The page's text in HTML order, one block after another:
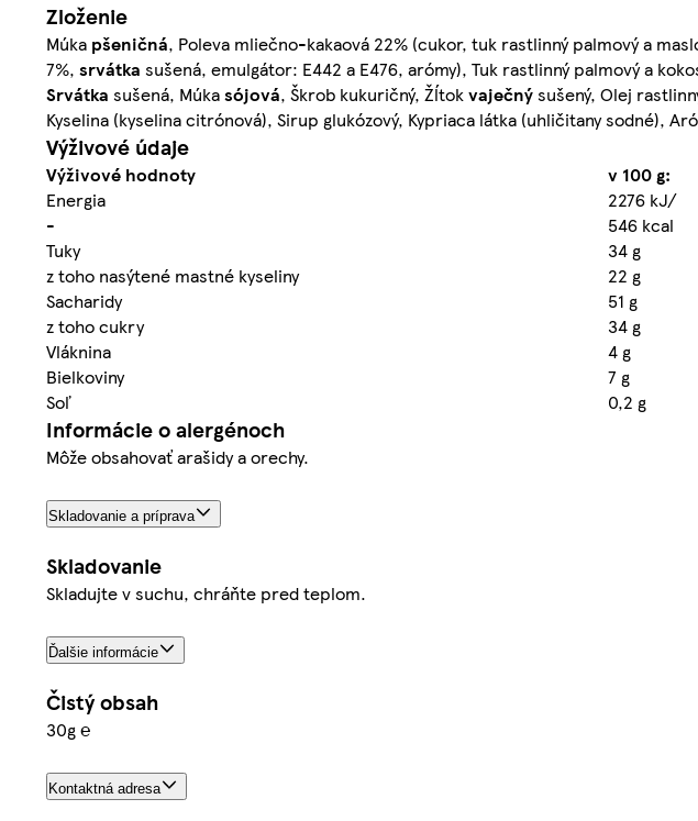
Zloženie
Múka pšeničná, Poleva mliečno-kakaová 22% (cukor, tuk rastlinný palmový a
7%, srvátka sušená, emulgátor: E442 a E476, arómy), Tuk rastlinný palmový a
Srvátka sušená, Múkasójová, Škrob kukuričný, Žĺtokvaječnýsušený, Olej
Kyselina (kyselina citrónová), Sirup glukózový, Kypriaca látka (uhličitany sodné),
Výživové údaje
Výživové hodnoty
v 100 g:
Energia
2276 kJ/
-
546 kcal
Tuky
34 g
z toho nasýtené mastné kyseliny
22 g
Sacharidy
51 g
z toho cukry
34 g
Vláknina
4 g
Bielkoviny
7 g
Soľ
0,2 g
Informácie o alergénoch
Môže obsahovať arašidy a orechy.
Skladovanie a príprava
Skladovanie
Skladujte v suchu, chráňte pred teplom.
Ďalšie informácie
Čistý obsah
30g ℮
Kontaktná adresa